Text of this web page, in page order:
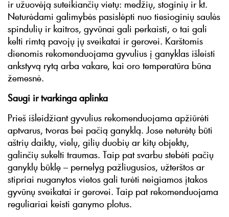
ir užuovėją suteikiančių vietų: medžių, stoginių ir kt.
Neturėdami galimybės pasislėpti nuo tiesioginių saulės
spindulių ir kaitros, gyvūnai gali perkaisti, o tai gali
kelti rimtą pavojų jų sveikatai ir gerovei. Karštomis
dienomis rekomenduojama gyvulius į ganyklas išleisti
ankstyvą rytą arba vakare, kai oro temperatūra būna
žemesnė.
Saugi ir tvarkinga aplinka
Prieš išleidžiant gyvulius rekomenduojama apžiūrėti
aptvarus, tvoras bei pačią ganyklą. Jose neturėtų būti
aštrių daiktų, vielų, gilių duobių ar kitų objektų,
galinčių sukelti traumas. Taip pat svarbu stebėti pačių
ganyklų būklę – pernelyg pažliugusios, užterštos ar
stipriai nuganytos vietos gali turėti neigiamos įtakos
gyvūnų sveikatai ir gerovei. Taip pat rekomenduojama
reguliariai keisti ganymo plotus.